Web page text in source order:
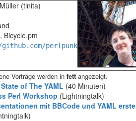
(‎tinita‎)
Bicycle.pm
perlpunk
Vorträge werden in fett angezeigt.
of The YAML‎ (40 Minuten)
Perl Workshop‎ (Lightningtalk)
mit BBCode und YAML